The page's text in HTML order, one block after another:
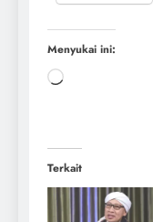
Menyukai ini:
Terkait